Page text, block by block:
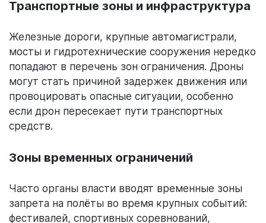
Транспортные зоны и инфраструктура
Железные дороги, крупные автомагистрали,
мосты и гидротехнические сооружения нередко
попадают в перечень зон ограничения. Дроны
могут стать причиной задержек движения или
провоцировать опасные ситуации, особенно
если дрон пересекает пути транспортных
средств.
Зоны временных ограничений
Часто органы власти вводят временные зоны
запрета на полёты во время крупных событий:
фестивалей, спортивных соревнований,